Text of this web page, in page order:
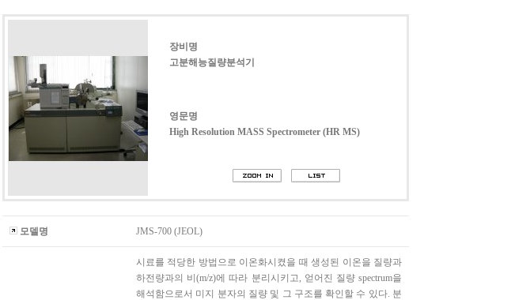
장비명
고분해능질량분석기
영문명
High Resolution MASS Spectrometer (HR MS)
모델명 JMS-700 (JEOL)
시료를 적당한 방법으로 이온화시켰을 때 생성된 이온을 질량과
하전량과의 비(m/z)에 따라 분리시키고, 얻어진 질량 spectrum을
해석함으로서 미지 분자의 질량 및 그 구조를 확인할 수 있다. 분